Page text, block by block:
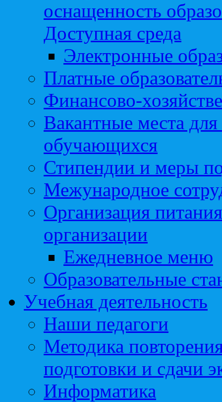
оснащенность
Доступная среда
Электронные
Платные
Финансово-
Вакантные места
обучающихся
Стипендии и меры
Межународное
Организация
организации
Ежедневное меню
Образовательные
Учебная деятельность
Наши педагоги
Методика
подготовки и сдачи
Информатика